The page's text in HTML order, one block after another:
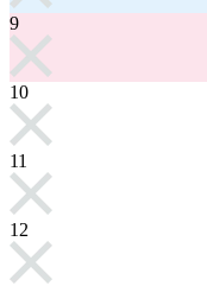
9
10
11
12